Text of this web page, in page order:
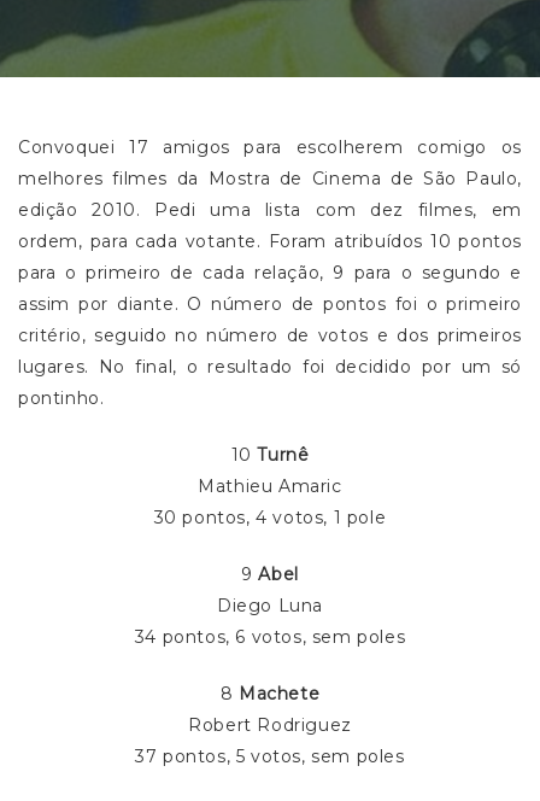
Convoquei 17 amigos para escolherem comigo os
melhores filmes da Mostra de Cinema de São Paulo,
edição 2010. Pedi uma lista com dez filmes, em
ordem, para cada votante. Foram atribuídos 10 pontos
para o primeiro de cada relação, 9 para o segundo e
assim por diante. O número de pontos foi o primeiro
critério, seguido no número de votos e dos primeiros
lugares. No final, o resultado foi decidido por um só
pontinho.
10Turnê
Mathieu Amaric
30 pontos, 4 votos, 1 pole
9Abel
Diego Luna
34 pontos, 6 votos, sem poles
8 Machete
Robert Rodriguez
37 pontos, 5 votos, sem poles